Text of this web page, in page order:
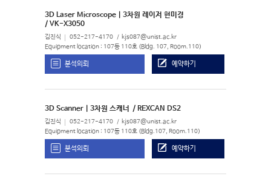
3D Laser Microscope | 3차원 레이저 현미경
/ VK-X3050
김진식 052-217-4170 kjs087@unist.ac.kr
Equipment location : 107동 110호 (Bldg. 107, Room.110)
분석의뢰 예약하기
3D Scanner | 3차원 스캐너 / REXCAN DS2
김진식 052-217-4170 kjs087@unist.ac.kr
Equipment location : 107동 110호 (Bldg.107, Room.110)
분석의뢰 예약하기